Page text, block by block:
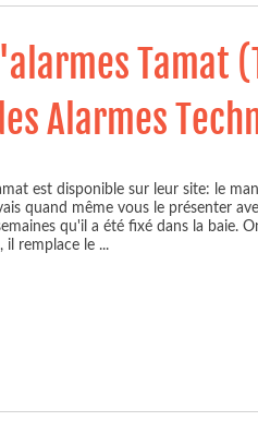
Tamat
Alarmes
est disponible sur leur site: le
quand même vous le présenter
qu'il a été fixé dans la baie.
il remplace le ...